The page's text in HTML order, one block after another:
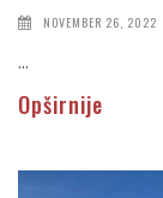
NOVEMBER 26, 2022
...
Opširnije